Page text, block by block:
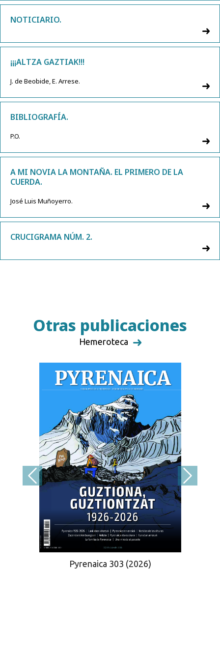
NOTICIARIO.
¡¡¡ALTZA GAZTIAK!!!
J. de Beobide, E. Arrese.
BIBLIOGRAFÍA.
P.O.
A MI NOVIA LA MONTAÑA. EL PRIMERO DE LA
CUERDA.
José Luis Muñoyerro.
CRUCIGRAMA NÚM. 2.
Otras publicaciones
Hemeroteca
Pyrenaica 303 (2026)